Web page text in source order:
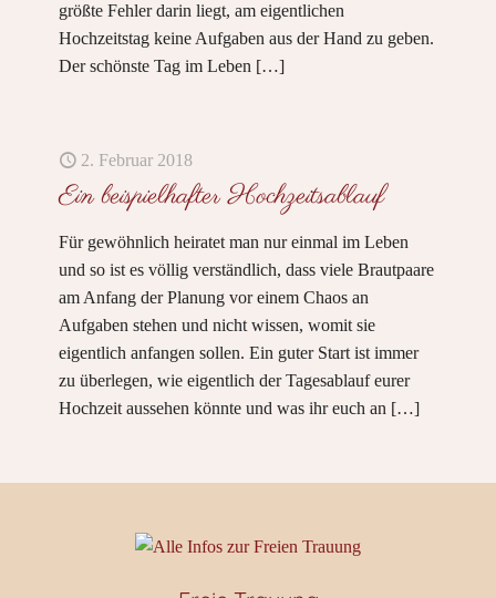
größte Fehler darin liegt, am eigentlichen
Hochzeitstag keine Aufgaben aus der Hand zu geben.
Der schönste Tag im Leben […]
2. Februar 2018
Ein beispielhafter Hochzeitsablauf
Für gewöhnlich heiratet man nur einmal im Leben
und so ist es völlig verständlich, dass viele Brautpaare
am Anfang der Planung vor einem Chaos an
Aufgaben stehen und nicht wissen, womit sie
eigentlich anfangen sollen. Ein guter Start ist immer
zu überlegen, wie eigentlich der Tagesablauf eurer
Hochzeit aussehen könnte und was ihr euch an […]